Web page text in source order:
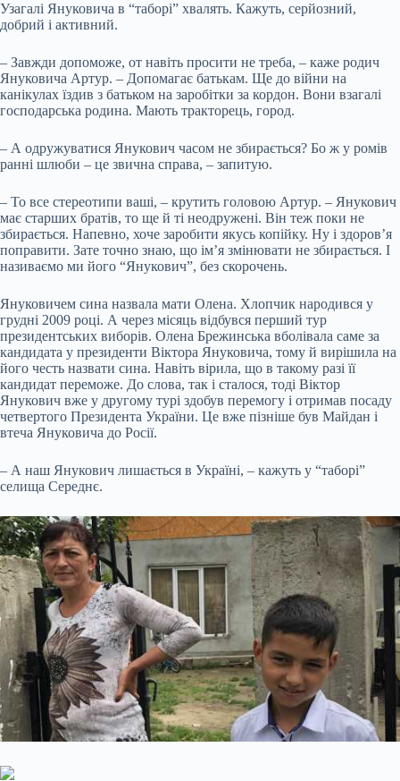
Узагалі Януковича в “таборі” хвалять. Кажуть, серйозний,
добрий і активний.
– Завжди допоможе, от навіть просити не треба, – каже родич
Януковича Артур. – Допомагає батькам. Ще до війни на
канікулах їздив з батьком на заробітки за кордон. Вони взагалі
господарська родина. Мають тракторець, город.
– А одружуватися Янукович часом не збирається? Бо ж у ромів
ранні шлюби – це звична справа, – запитую.
– То все стереотипи ваші, – крутить головою Артур. – Янукович
має старших братів, то ще й ті неодружені. Він теж поки не
збирається. Напевно, хоче заробити якусь копійку. Ну і здоров’я
поправити. Зате точно знаю, що ім’я змінювати не збирається. І
називаємо ми його “Янукович”, без скорочень.
Януковичем сина назвала мати Олена. Хлопчик народився у
грудні 2009 році. А через місяць відбувся перший тур
президентських виборів. Олена Брежинська вболівала саме за
кандидата у президенти Віктора Януковича, тому й вирішила на
його честь назвати сина. Навіть вірила, що в такому разі її
кандидат переможе. До слова, так і сталося, тоді Віктор
Янукович вже у другому турі здобув перемогу і отримав посаду
четвертого Президента України. Це вже пізніше був Майдан і
втеча Януковича до Росії.
– А наш Янукович лишається в Україні, – кажуть у “таборі”
селища Середнє.